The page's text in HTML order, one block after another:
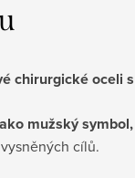
chirurgické oceli
mužský
cílů.